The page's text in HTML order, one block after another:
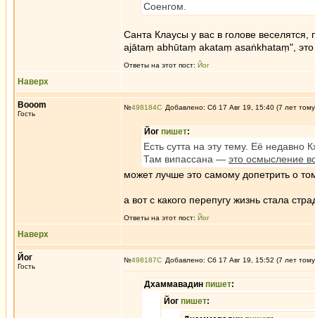
Соенгом.
Санта Клаусы у вас в голове
ajātaṃ abhūtaṃ akataṃ asaṅkhataṃ",
Ответы на этот пост: Йог
Наверх
Booom
Гость
№498184 Добавлено: Сб 17 Авг 19, 15:40 (7 лет
Йог пишет:
Есть сутта на эту тему. Её недавно
Там випассана — это осмысление
может лучше это самому допетрить о
а вот с какого перепугу жизнь стала
Ответы на этот пост: Йог
Наверх
Йог
Гость
№498187 Добавлено: Сб 17 Авг 19, 15:52 (7 лет
Дхаммавадин пишет:
Йог пишет: